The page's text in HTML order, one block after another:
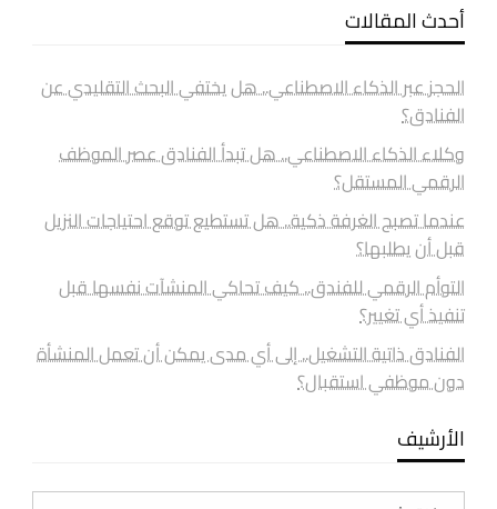
أحدث المقالات
الحجز عبر الذكاء الاصطناعي.. هل يختفي البحث التقليدي عن
الفنادق؟
وكلاء الذكاء الاصطناعي.. هل تبدأ الفنادق عصر الموظف
الرقمي المستقل؟
عندما تصبح الغرفة ذكية.. هل تستطيع توقع احتياجات النزيل
قبل أن يطلبها؟
التوأم الرقمي للفندق.. كيف تحاكي المنشآت نفسها قبل
تنفيذ أي تغيير؟
الفنادق ذاتية التشغيل.. إلى أي مدى يمكن أن تعمل المنشأة
دون موظفي استقبال؟
الأرشيف
الأرشيف